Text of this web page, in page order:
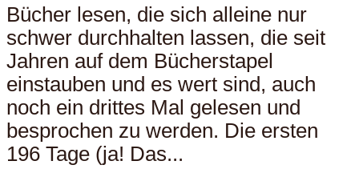
Bücher lesen, die sich alleine nur
schwer durchhalten lassen, die seit
Jahren auf dem Bücherstapel
einstauben und es wert sind, auch
noch ein drittes Mal gelesen und
besprochen zu werden. Die ersten
196 Tage (ja! Das...